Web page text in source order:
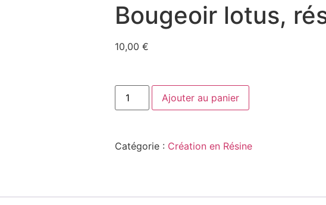
Bougeoir lotus,
10,00 €
Ajouter au panier
Catégorie : Création en Résine